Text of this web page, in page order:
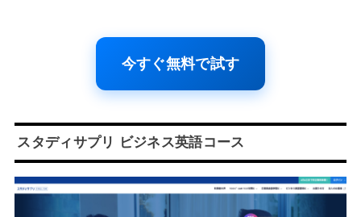
今すぐ無料で試す
スタディサプリ ビジネス英語コース